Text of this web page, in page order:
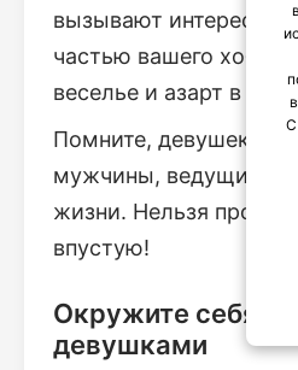
вызывают интерес.
частью вашего хобби.
веселье и азарт в
Помните, девушек
мужчины, ведущие
жизни. Нельзя
впустую!
Окружите себя
девушками
С